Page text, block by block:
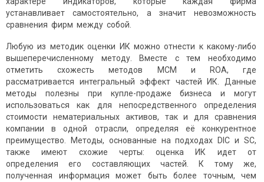
устанавливает самостоятельно, а значит невозможность
сравнения фирм между собой.
Любую из методик оценки ИК можно отнести к какому-либо
вышеперечисленному методу. Вместе с тем необходимо
отметить схожесть методов MCM и ROA, где
рассматривается интегральный эффект частей ИК. Данные
методы полезны при купле-продаже бизнеса и могут
использоваться как для непосредственного определения
стоимости нематериальных активов, так и для сравнения
компании в одной отрасли, определяя её конкурентное
преимущество. Методы, основанные на подходах DIC и SC,
также имеют схожие черты: оценка ИК идет от
определения его составляющих частей. К тому же,
полученная информация может быть более точным, чем